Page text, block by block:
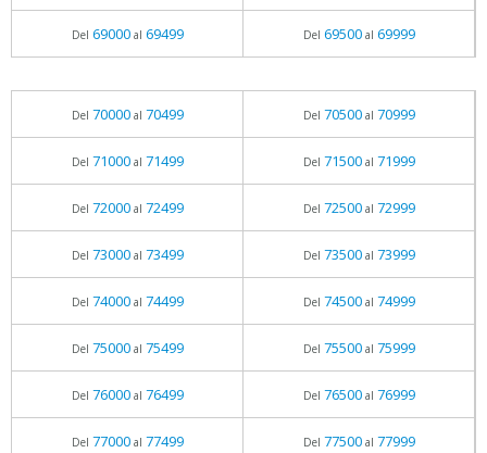
Del 69000al 69499 Del 69500al 69999
Del 70000al 70499 Del 70500al 70999
Del 71000al 71499 Del 71500al 71999
Del 72000al 72499 Del 72500al 72999
Del 73000al 73499 Del 73500al 73999
Del 74000al 74499 Del 74500al 74999
Del 75000al 75499 Del 75500al 75999
Del 76000al 76499 Del 76500al 76999
Del 77000al 77499 Del 77500al 77999